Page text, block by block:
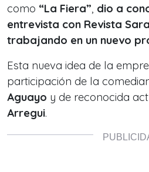
como “La Fiera”, dio a
entrevista con Revista
trabajando en un nuevo
Esta nueva idea de la
participación de la
Aguayo y de reconocida
Arregui.